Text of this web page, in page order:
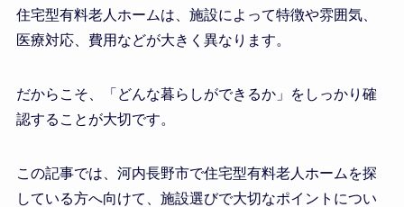
住宅型有料老人ホームは、施設によって特徴や雰囲気、
医療対応、費用などが大きく異なります。
だからこそ、「どんな暮らしができるか」をしっかり確
認することが大切です。
この記事では、河内長野市で住宅型有料老人ホームを探
している方へ向けて、施設選びで大切なポイントについ